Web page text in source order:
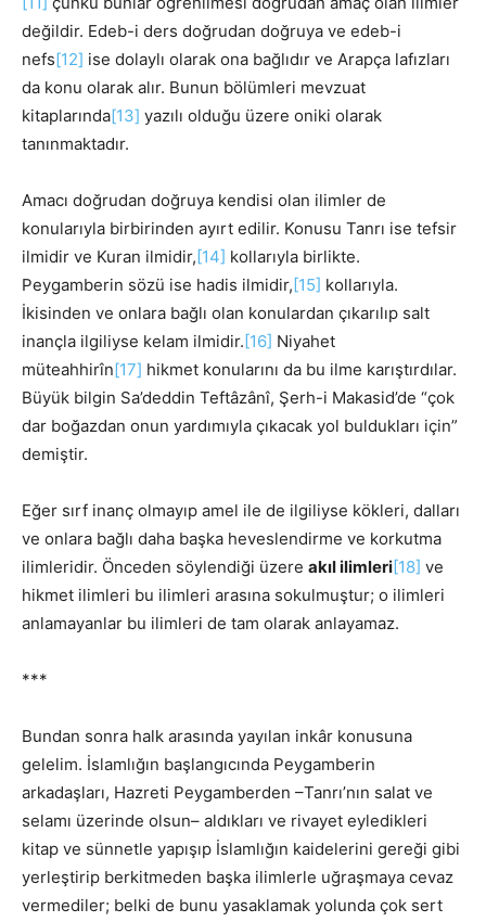
değildir. Edeb-i ders doğrudan doğruya ve edeb-i
nefs[12] ise dolaylı olarak ona bağlıdır ve Arapça lafızları
da konu olarak alır. Bunun bölümleri mevzuat
kitaplarında[13] yazılı olduğu üzere oniki olarak
tanınmaktadır.
Amacı doğrudan doğruya kendisi olan ilimler de
konularıyla birbirinden ayırt edilir. Konusu Tanrı ise tefsir
ilmidir ve Kuran ilmidir, [14] kollarıyla birlikte.
Peygamberin sözü ise hadis ilmidir, [15] kollarıyla.
İkisinden ve onlara bağlı olan konulardan çıkarılıp salt
inançla ilgiliyse kelam ilmidir. [16] Niyahet
müteahhirîn[17] hikmet konularını da bu ilme karıştırdılar.
Büyük bilgin Sa’deddin Teftâzânî, Şerh-i Makasid’de “çok
dar boğazdan onun yardımıyla çıkacak yol buldukları için”
demiştir.
Eğer sırf inanç olmayıp amel ile de ilgiliyse kökleri, dalları
ve onlara bağlı daha başka heveslendirme ve korkutma
ilimleridir. Önceden söylendiği üzere akıl ilimleri[18] ve
hikmet ilimleri bu ilimleri arasına sokulmuştur; o ilimleri
anlamayanlar bu ilimleri de tam olarak anlayamaz.
***
Bundan sonra halk arasında yayılan inkâr konusuna
gelelim. İslamlığın başlangıcında Peygamberin
arkadaşları, Hazreti Peygamberden –Tanrı’nın salat ve
selamı üzerinde olsun– aldıkları ve rivayet eyledikleri
kitap ve sünnetle yapışıp İslamlığın kaidelerini gereği gibi
yerleştirip berkitmeden başka ilimlerle uğraşmaya cevaz
vermediler; belki de bunu yasaklamak yolunda çok sert